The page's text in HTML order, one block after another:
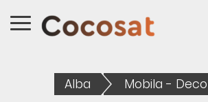
Alba Mobila -